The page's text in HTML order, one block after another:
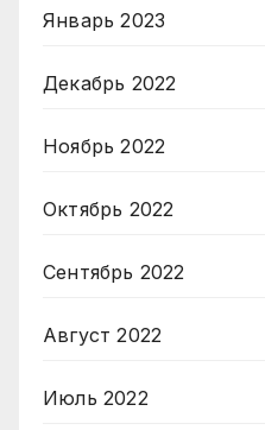
Январь 2023
Декабрь 2022
Ноябрь 2022
Октябрь 2022
Сентябрь 2022
Август 2022
Июль 2022